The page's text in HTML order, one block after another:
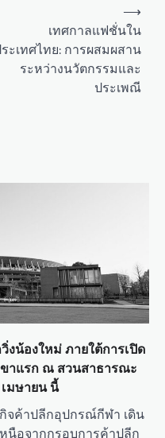
เทศกาลแฟชั่นใน
ะเทศไทย: การผสมผสาน
ระหว่างนวัตกรรมและ
ประเพณี
⟶
งน้องใหม่ ภายใต้การเปิด
ขาแรก ณ สวนสาธารณะ
มษายน นี้
กิจค้าปลีกอุปกรณ์กีฬา เดิน
นือจากกรอบการค้าปลีก